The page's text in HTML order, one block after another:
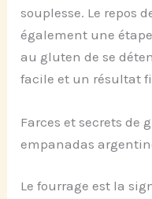
souplesse. Le repos
également une
au gluten de se
facile et un résultat
Farces et secrets de
empanadas
Le fourrage est la